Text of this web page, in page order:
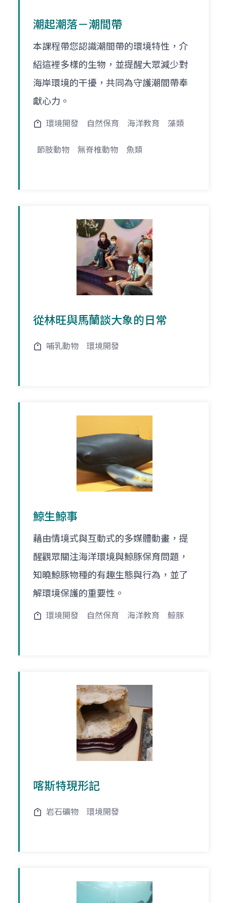
潮起潮落－潮間帶
本課程帶您認識潮間帶的環境特性，介
紹這裡多樣的生物，並提醒大眾減少對
海岸環境的干擾，共同為守護潮間帶奉
獻心力。
環境開發 自然保育 海洋教育 藻類
節肢動物 無脊椎動物 魚類
從林旺與馬蘭談大象的日常
哺乳動物 環境開發
鯨生鯨事
藉由情境式與互動式的多媒體動畫，提
醒觀眾關注海洋環境與鯨豚保育問題，
知曉鯨豚物種的有趣生態與行為，並了
解環境保護的重要性。
環境開發 自然保育 海洋教育 鯨豚
喀斯特現形記
岩石礦物 環境開發